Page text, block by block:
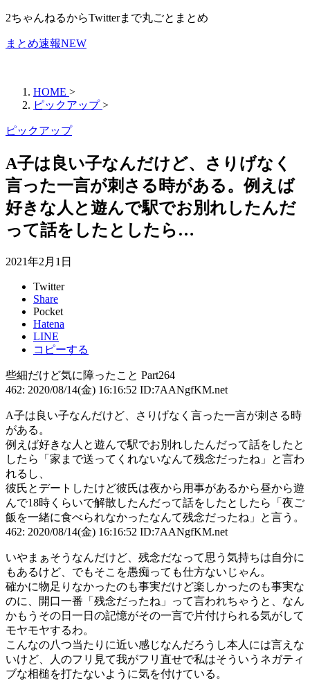
2ちゃんねるからTwitterまで丸ごとまとめ
まとめ速報NEW
HOME >
ピックアップ >
ピックアップ
A子は良い子なんだけど、さりげなく
言った一言が刺さる時がある。例えば
好きな人と遊んで駅でお別れしたんだ
って話をしたとしたら…
2021年2月1日
Twitter
Share
Pocket
Hatena
LINE
コピーする
些細だけど気に障ったこと Part264
462: 2020/08/14(金) 16:16:52 ID:7AANgfKM.net
A子は良い子なんだけど、さりげなく言った一言が刺さる時
がある。
例えば好きな人と遊んで駅でお別れしたんだって話をしたと
したら「家まで送ってくれないなんて残念だったね」と言わ
れるし、
彼氏とデートしたけど彼氏は夜から用事があるから昼から遊
んで18時くらいで解散したんだって話をしたとしたら「夜ご
飯を一緒に食べられなかったなんて残念だったね」と言う。
462: 2020/08/14(金) 16:16:52 ID:7AANgfKM.net
いやまぁそうなんだけど、残念だなって思う気持ちは自分に
もあるけど、でもそこを愚痴っても仕方ないじゃん。
確かに物足りなかったのも事実だけど楽しかったのも事実な
のに、開口一番「残念だったね」って言われちゃうと、なん
かもうその日一日の記憶がその一言で片付けられる気がして
モヤモヤするわ。
こんなの八つ当たりに近い感じなんだろうし本人には言えな
いけど、人のフリ見て我がフリ直せで私はそういうネガティ
ブな相槌を打たないように気を付けている。